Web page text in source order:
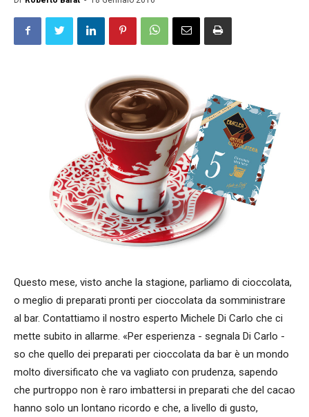
Questo mese, visto anche la stagione, parliamo di cioccolata,
o meglio di preparati pronti per cioccolata da somministrare
al bar. Contattiamo il nostro esperto Michele Di Carlo che ci
mette subito in allarme. «Per esperienza - segnala Di Carlo -
so che quello dei preparati per cioccolata da bar è un mondo
molto diversificato che va vagliato con prudenza, sapendo
che purtroppo non è raro imbattersi in preparati che del cacao
hanno solo un lontano ricordo e che, a livello di gusto,